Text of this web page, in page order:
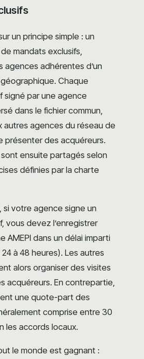
un principe simple : un
mandats exclusifs,
agences adhérentes d’un
Chaque
signé par une agence
dans le fichier commun,
autres agences du réseau de
présenter des acquéreurs.
ensuite partagés selon
définies par la charte
votre agence signe un
vous devez l’enregistrer
AMEPI dans un délai imparti
à 48 heures). Les autres
alors organiser des visites
acquéreurs. En contrepartie,
une quote-part des
comprise entre 30
les accords locaux.
le monde est gagnant :